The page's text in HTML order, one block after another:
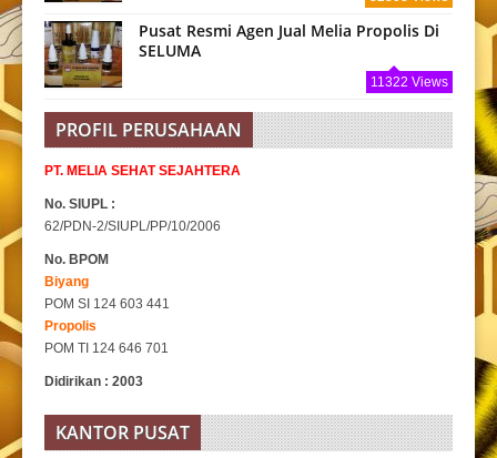
Pusat Resmi Agen Jual Melia Propolis Di
SELUMA
11322 Views
PROFIL PERUSAHAAN
PT. MELIA SEHAT SEJAHTERA
No. SIUPL :
62/PDN-2/SIUPL/PP/10/2006
No. BPOM
Biyang
POM SI 124 603 441
Propolis
POM TI 124 646 701
Didirikan : 2003
KANTOR PUSAT